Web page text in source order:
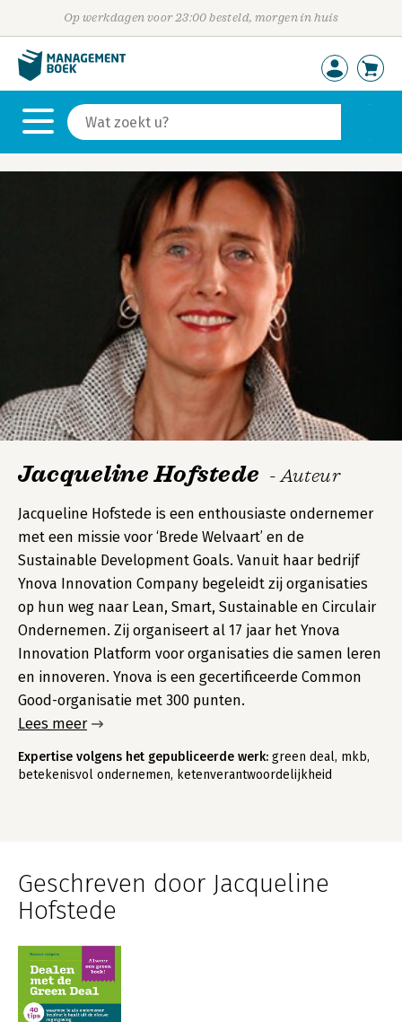
Op werkdagen voor 23:00 besteld, morgen in huis
Jacqueline Hofstede - Auteur
Jacqueline Hofstede is een enthousiaste ondernemer
met een missie voor ‘Brede Welvaart’ en de
Sustainable Development Goals. Vanuit haar bedrijf
Ynova Innovation Company begeleidt zij organisaties
op hun weg naar Lean, Smart, Sustainable en Circulair
Ondernemen. Zij organiseert al 17 jaar het Ynova
Innovation Platform voor organisaties die samen leren
en innoveren. Ynova is een gecertificeerde Common
Good-organisatie met 300 punten.
Lees meer
Expertise volgens het gepubliceerde werk: green deal, mkb,
betekenisvol ondernemen, ketenverantwoordelijkheid
Geschreven door Jacqueline
Hofstede